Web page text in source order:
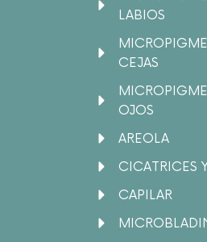
LABIOS
CEJAS
OJOS
AREOLA
CICATRICES
CAPILAR